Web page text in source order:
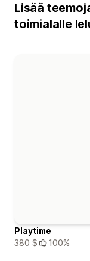
Lisää
toimialalle
Playtime
380 $
100%